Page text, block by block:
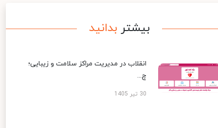
بیشتر بدانید
انقلاب در مدیریت مراکز سلامت و زیبایی؛
چ...
30 تیر 1405